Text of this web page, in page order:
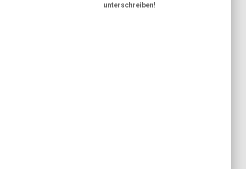
unterschreiben!